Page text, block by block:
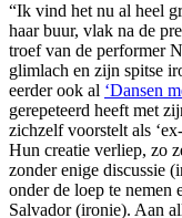
“Ik vind het nu al heel
haar buur, vlak na de
troef van de performer
glimlach en zijn spitse
eerder ook al ‘Dansen
gerepeteerd heeft met
zichzelf voorstelt als
Hun creatie verliep, zo
zonder enige discussie
onder de loep te nemen
Salvador (ironie). Aan